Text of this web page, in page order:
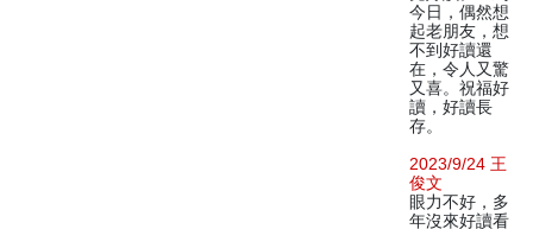
今日，偶然想
起老朋友，想
不到好讀還
在，令人又驚
又喜。祝福好
讀，好讀長
存。
2023/9/24 王
俊文
眼力不好，多
年沒來好讀看